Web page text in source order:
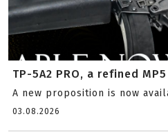
TP-5A2 PRO, a refined
A new proposition is now
03.08.2026